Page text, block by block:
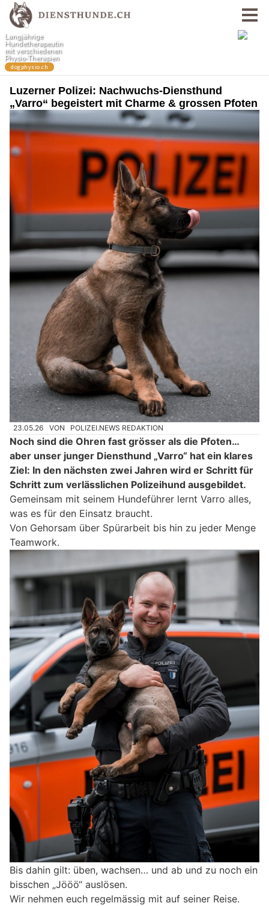
Luzerner Polizei: Nachwuchs-Diensthund
„Varro“ begeistert mit Charme & grossen Pfoten
23.05.26 VON POLIZEI.NEWS REDAKTION
Noch sind die Ohren fast grösser als die Pfoten…
aber unser junger Diensthund „Varro“ hat ein klares
Ziel: In den nächsten zwei Jahren wird er Schritt für
Schritt zum verlässlichen Polizeihund ausgebildet.
Gemeinsam mit seinem Hundeführer lernt Varro alles,
was es für den Einsatz braucht.
Von Gehorsam über Spürarbeit bis hin zu jeder Menge
Teamwork.
Bis dahin gilt: üben, wachsen… und ab und zu noch ein
bisschen „Jööö“ auslösen.
Wir nehmen euch regelmässig mit auf seiner Reise.